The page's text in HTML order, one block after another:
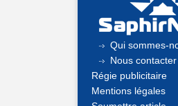
Qui sommes-
Nous contacter
Régie publicitaire
Mentions légales